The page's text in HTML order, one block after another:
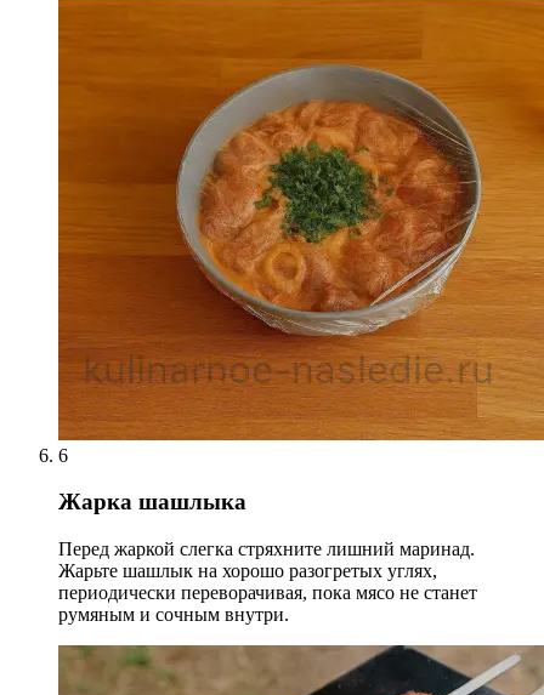
6
Жарка шашлыка
Перед жаркой слегка стряхните лишний маринад.
Жарьте шашлык на хорошо разогретых углях,
периодически переворачивая, пока мясо не станет
румяным и сочным внутри.